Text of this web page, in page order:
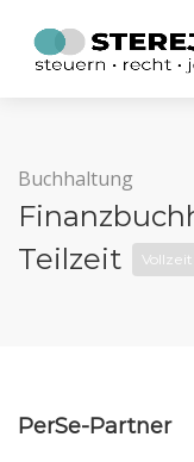
Buchhaltung
Teilzeit
Vollzeit
PerSe-Partner